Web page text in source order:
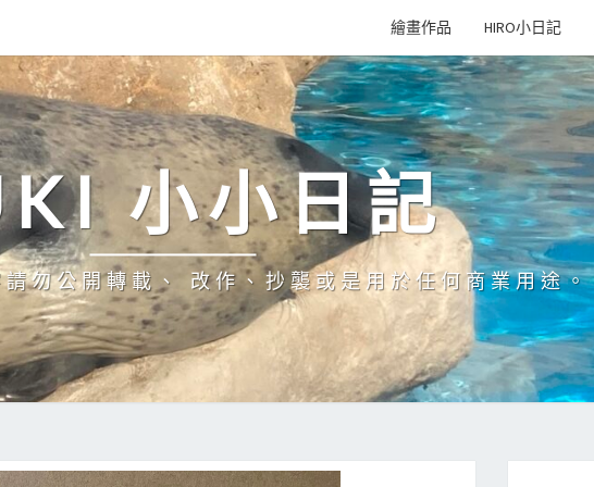
繪畫作品 HIRO小日記
小小日記
勿公開轉載、 改作、抄襲或是用於任何商業用途。